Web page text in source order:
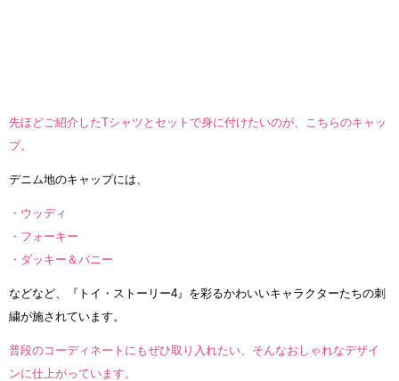
先ほどご紹介したTシャツとセットで身に付けたいのが、こちらのキャッ
プ。
デニム地のキャップには、
・ウッディ
・フォーキー
・ダッキー＆バニー
などなど、『トイ・ストーリー4』を彩るかわいいキャラクターたちの刺
繍が施されています。
普段のコーディネートにもぜひ取り入れたい、そんなおしゃれなデザイ
ンに仕上がっています。